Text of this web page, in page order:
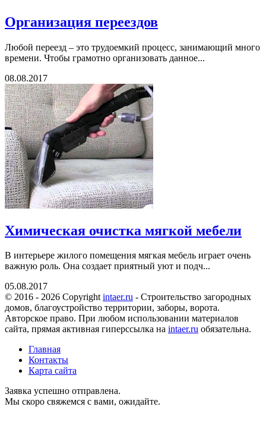
Организация переездов
Любой переезд – это трудоемкий процесс, занимающий много
времени. Чтобы грамотно организовать данное...
08.08.2017
Химическая очистка мягкой мебели
В интерьере жилого помещения мягкая мебель играет очень
важную роль. Она создает приятный уют и подч...
05.08.2017
© 2016 - 2026 Copyrightintaer.ru - Cтроительство загородных
домов, благоустройство территории, заборы, ворота.
Авторское право. При любом использовании материалов
сайта, прямая активная гиперссылка на intaer.ru обязательна.
Главная
Контакты
Карта сайта
Заявка успешно отправлена.
Мы скоро свяжемся с вами, ожидайте.